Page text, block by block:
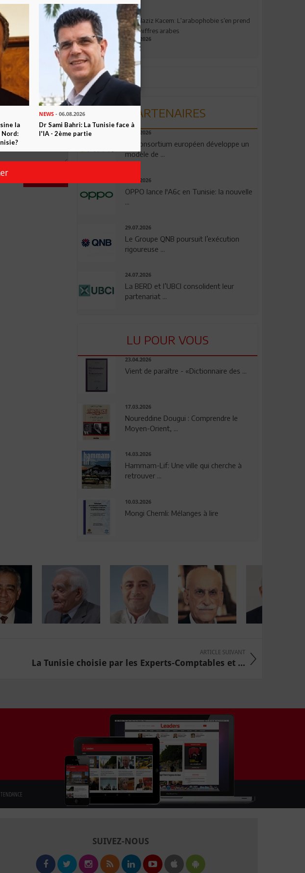
Commentaires
Abdelaziz Kacem: L’arabophobie s’en prend
aux chiffres arabes
09.07.2026
PARTENAIRES
06.08.2026
Un consortium européen développe un
modèle de ...
04.08.2026
OPPO lance l'A6c en Tunisie: la nouvelle
...
29.07.2026
Le Groupe QNB poursuit l’exécution
rigoureuse ...
24.07.2026
La BERD et l’UBCI consolident leur
partenariat ...
LU POUR VOUS
23.04.2026
Vient de paraître - «Dictionnaire des ...
17.03.2026
Noureddine Dougui : Comprendre le
Moyen-Orient, ...
14.03.2026
Hammam-Lif: Une ville qui cherche à
retrouver ...
10.03.2026
Mongi Chemli: Mélanges à lire
ARTICLE SUIVANT
La Tunisie choisie par les Experts-Comptables et ...
TENDANCE
SUIVEZ-NOUS
la
NEWS- 06.08.2026
Dr Sami Bahri: La Tunisie face à
l'IA - 2ème partie